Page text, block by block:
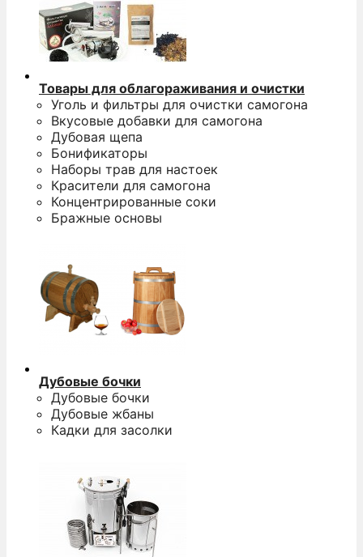
Товары для облагораживания и очистки
Уголь и фильтры для очистки самогона
Вкусовые добавки для самогона
Дубовая щепа
Бонификаторы
Наборы трав для настоек
Красители для самогона
Концентрированные соки
Бражные основы
Дубовые бочки
Дубовые бочки
Дубовые жбаны
Кадки для засолки